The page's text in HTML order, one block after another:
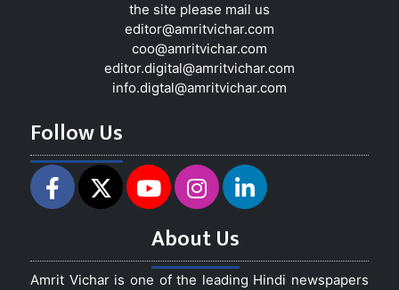
the site please mail us
editor@amritvichar.com
coo@amritvichar.com
editor.digital@amritvichar.com
info.digtal@amritvichar.com
Follow Us
About Us
Amrit Vichar is one of the leading Hindi newspapers